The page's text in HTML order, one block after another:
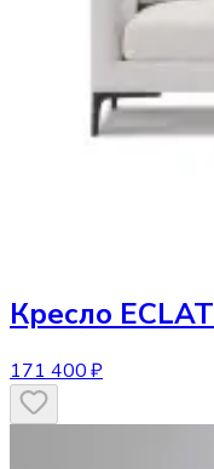
Кресло ECLAT
171 400 ₽